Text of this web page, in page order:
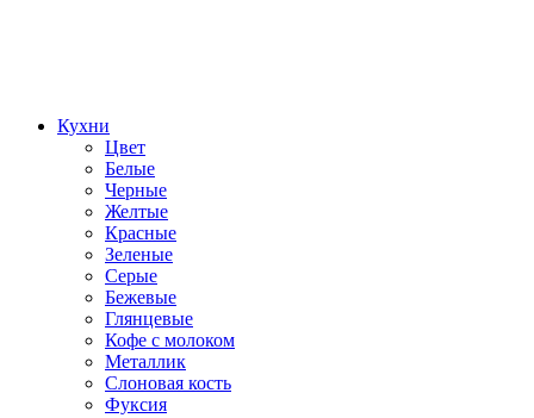
Кухни
Цвет
Белые
Черные
Желтые
Красные
Зеленые
Серые
Бежевые
Глянцевые
Кофе с молоком
Металлик
Слоновая кость
Фуксия